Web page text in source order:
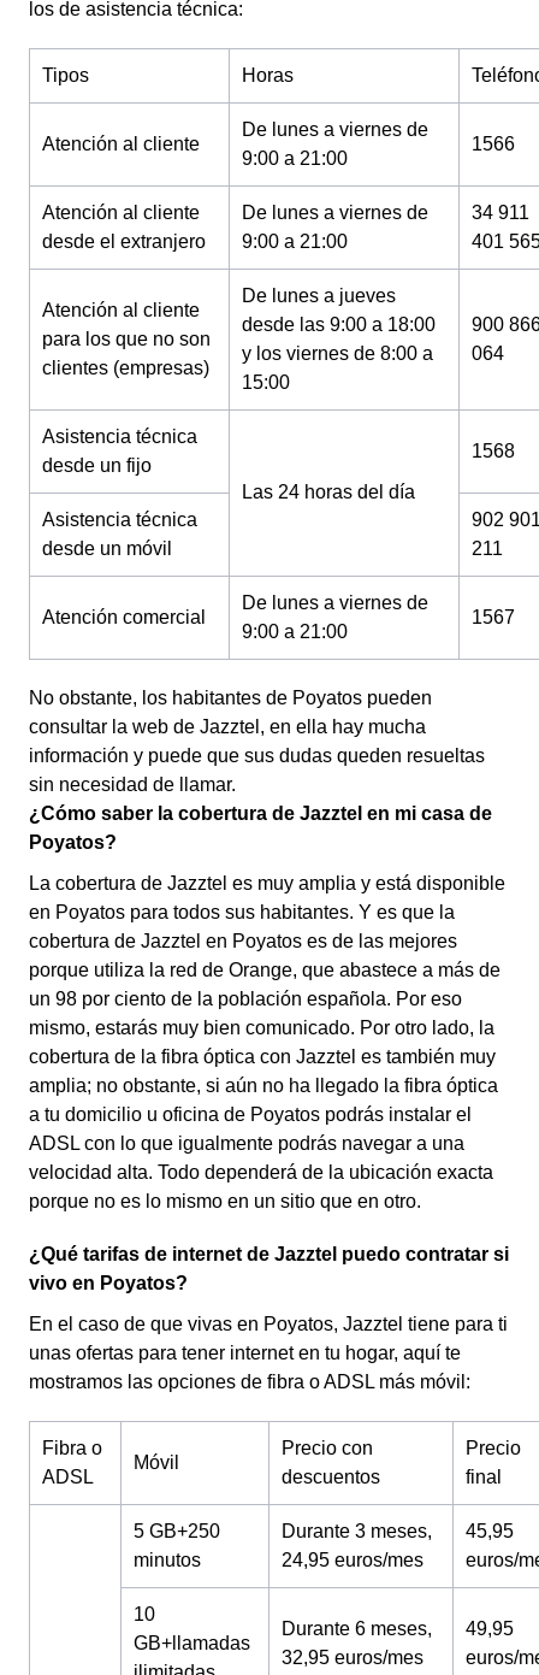
los de asistencia técnica:
Tipos Horas
Atención al cliente
De lunes a viernes de
9:00 a 21:00
1566
Atención al cliente
desde el extranjero
De lunes a viernes de
9:00 a 21:00
34 911
401
Atención al cliente
para los que no son
clientes (empresas)
De lunes a jueves
desde las 9:00 a 18:00
y los viernes de 8:00 a
15:00
900
064
Asistencia técnica
desde un fijo
Las 24 horas del día
1568
Asistencia técnica
desde un móvil
902
211
Atención comercial
De lunes a viernes de
9:00 a 21:00
1567
No obstante, los habitantes de Poyatos pueden
consultar la web de Jazztel, en ella hay mucha
información y puede que sus dudas queden resueltas
sin necesidad de llamar.
¿Cómo saber la cobertura de Jazztel en mi casa de
Poyatos?
La cobertura de Jazztel es muy amplia y está disponible
en Poyatos para todos sus habitantes. Y es que la
cobertura de Jazztel en Poyatos es de las mejores
porque utiliza la red de Orange, que abastece a más de
un 98 por ciento de la población española. Por eso
mismo, estarás muy bien comunicado. Por otro lado, la
cobertura de la fibra óptica con Jazztel es también muy
amplia; no obstante, si aún no ha llegado la fibra óptica
a tu domicilio u oficina de Poyatos podrás instalar el
ADSL con lo que igualmente podrás navegar a una
velocidad alta. Todo dependerá de la ubicación exacta
porque no es lo mismo en un sitio que en otro.
¿Qué tarifas de internet de Jazztel puedo contratar si
vivo en Poyatos?
En el caso de que vivas en Poyatos, Jazztel tiene para ti
unas ofertas para tener internet en tu hogar, aquí te
mostramos las opciones de fibra o ADSL más móvil:
Fibra o
ADSL
Móvil
Precio con
descuentos
Precio
final
5 GB+250
minutos
Durante 3 meses,
24,95 euros/mes
45,95
euros/
10
GB+llamadas
Durante 6 meses,
32,95 euros/mes
49,95
euros/